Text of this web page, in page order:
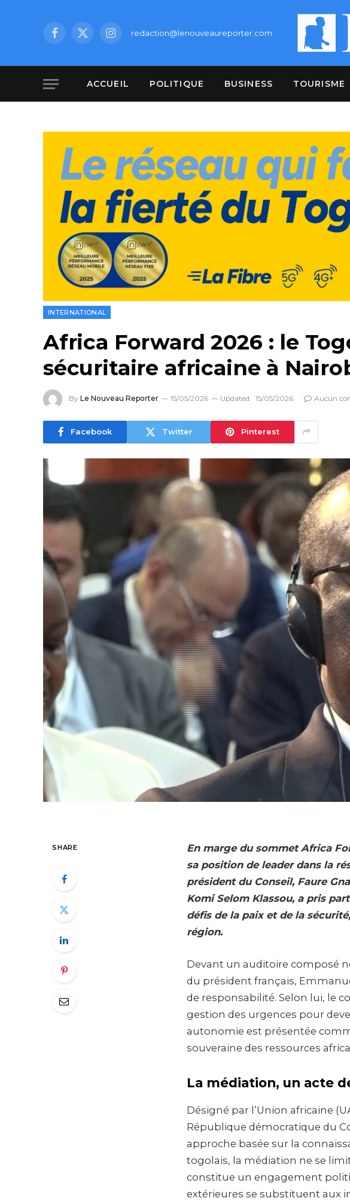
Facebook
X
Instagramredaction@lenouveaureporter.com
ACCUEIL POLITIQUE BUSINESS TOURISME
INTERNATIONAL
Africa Forward 2026 : le
sécuritaire africaine à
By Le Nouveau Reporter 15/05/2026 Updated: 15/05/2026 Aucun
Facebook Twitter Pinterest
SHARE
En marge du sommet Africa
sa position de leader dans la
président du Conseil, Faure
Komi Selom Klassou, a pris
défis de la paix et de la
région.
Devant un auditoire composé
du président français,
de responsabilité. Selon lui, le
gestion des urgences pour
autonomie est présentée
souveraine des ressources
La médiation, un acte
Désigné par l’Union africaine
République démocratique du
approche basée sur la
togolais, la médiation ne se
constitue un engagement
extérieures se substituent aux